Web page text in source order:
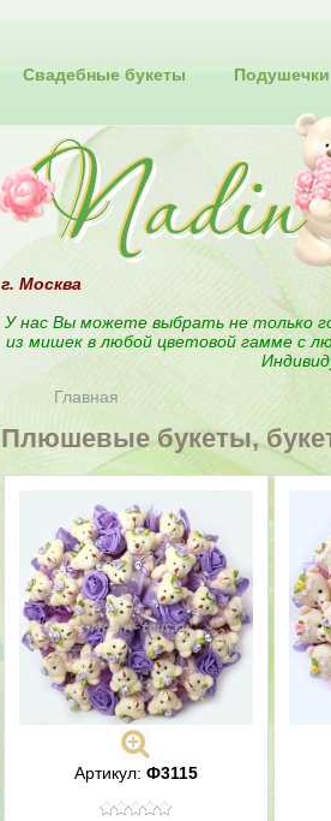
Свадебные букеты Подушечки
г. Москва
У нас Вы можете выбрать не только
из мишек в любой цветовой гамме с
Главная
Плюшевые букеты,
Артикул: Ф3115